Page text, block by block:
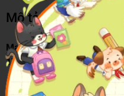
Mô tả sản phẩm
Majorette Xe Mô Hình
179 (Giao Mẫu Ngẫu Nhiên)
Kích thước sản phẩm: 7,5